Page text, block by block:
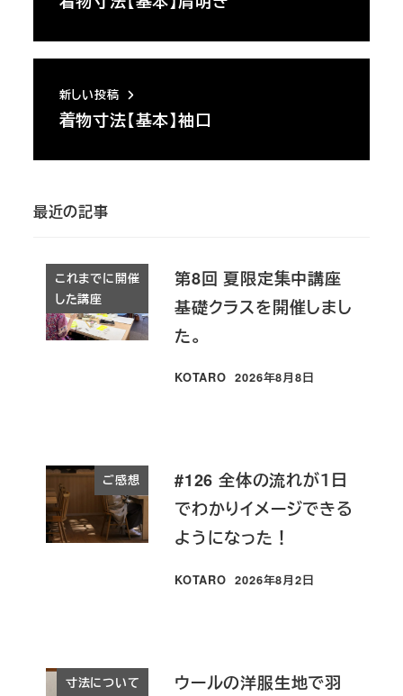
新しい投稿
着物寸法【基本】袖口
最近の記事
これまでに開催
した講座
第8回 夏限定集中講座
基礎クラスを開催しまし
た。
KOTARO
投稿日
2026年8月8日
ご感想
#126 全体の流れが１日
でわかりイメージできる
ようになった！
KOTARO
投稿日
2026年8月2日
寸法について
ウールの洋服生地で羽